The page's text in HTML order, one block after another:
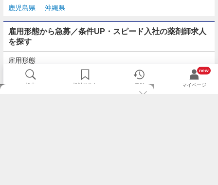
鹿児島県
沖縄県
雇用形態から急募／条件UP・スピード入社の薬剤師求人
を探す
雇用形態
正社員
派遣 パート・アルバイト
検索 検討リスト 履歴
new
マイページ